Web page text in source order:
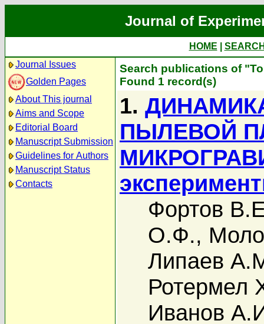
Journal of
HOME
Journal Issues
Golden Pages
About This journal
Aims and Scope
Editorial Board
Manuscript Submission
Guidelines for Authors
Manuscript Status
Contacts
Search publications of
Found 1 record(s)
1.
ПЫЛЕВОЙ
Фортов
О.Ф.,
Липаев
Ротермел
Иванов